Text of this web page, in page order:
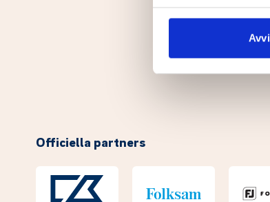
sociala medier och
till de sociala
Officiella partners